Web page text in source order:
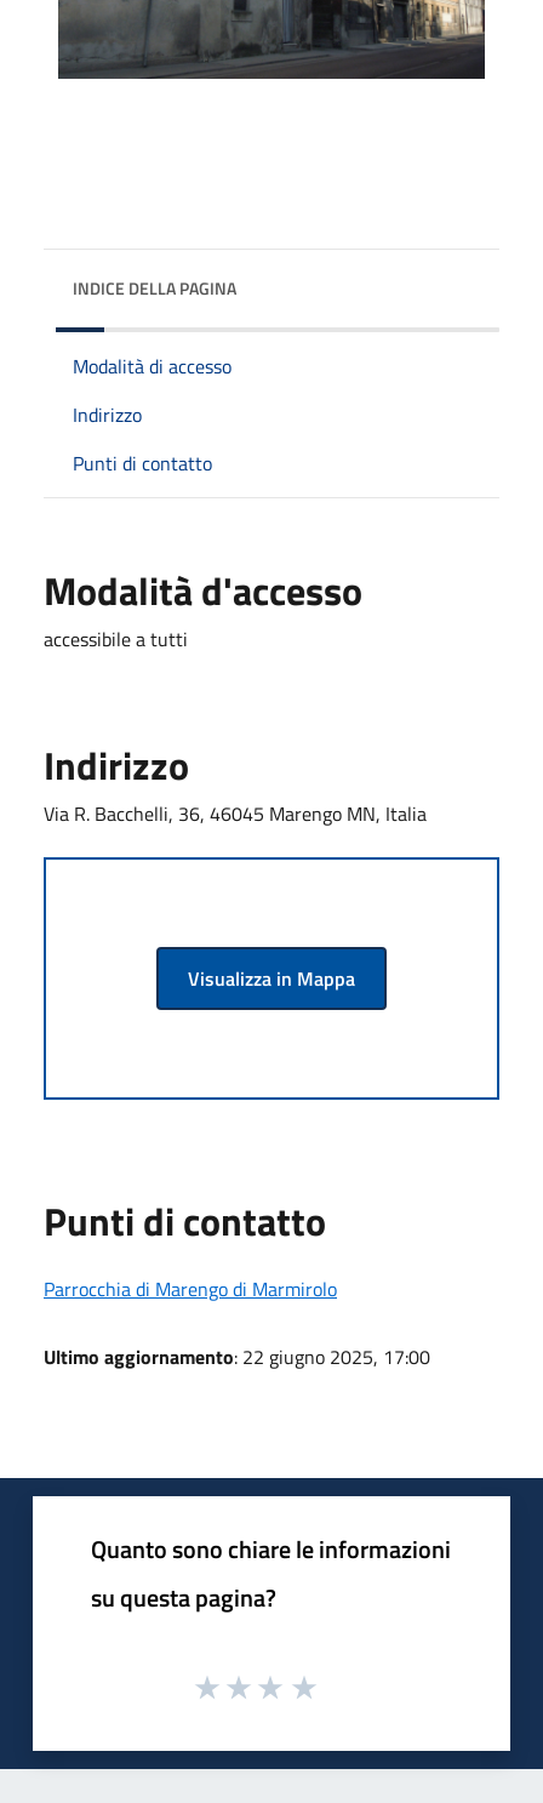
INDICE DELLA PAGINA
Modalità di accesso
Indirizzo
Punti di contatto
Modalità d'accesso
accessibile a tutti
Indirizzo
Via R. Bacchelli, 36, 46045 Marengo MN, Italia
Visualizza in Mappa
Punti di contatto
Parrocchia di Marengo di Marmirolo
Ultimo aggiornamento: 22 giugno 2025, 17:00
Quanto sono chiare le informazioni
su questa pagina?